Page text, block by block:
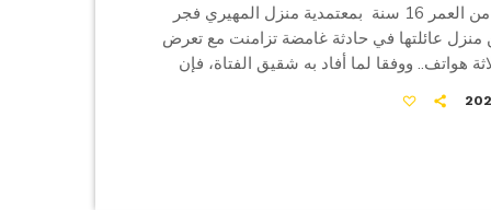
اختفت فتاة تبلغ من العمر 16 سنة بمعتمدية منزل المهيري فجر
منزل عائلتها في حادثة غامضة تزامنت مع تعرض
هواتف.. ووفقا لما أفاد به شقيق الفتاة، فإن
عندما استيقظ والدهم حوالي الساعة
غياب الهواتف المحمولة، وغياب الفتاة التي